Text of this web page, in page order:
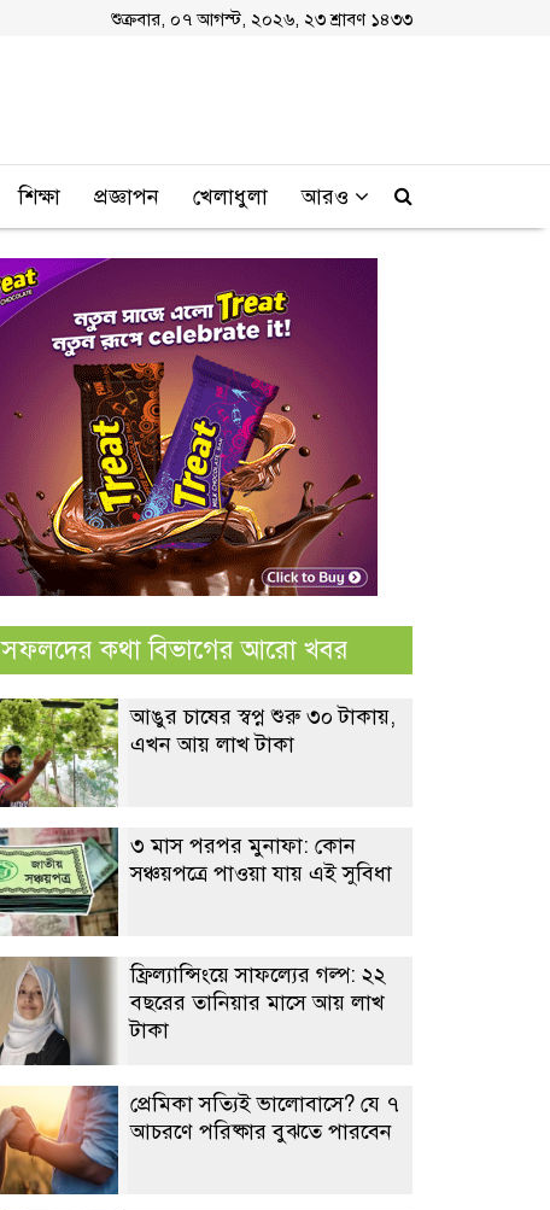
শুক্রবার, ০৭ আগস্ট, ২০২৬, ২৩ শ্রাবণ ১৪৩৩
শিক্ষা প্রজ্ঞাপন খেলাধুলা আরও
সফলদের কথা বিভাগের আরো খবর
আঙুর চাষের স্বপ্ন শুরু ৩০ টাকায়,
এখন আয় লাখ টাকা
৩ মাস পরপর মুনাফা: কোন
সঞ্চয়পত্রে পাওয়া যায় এই সুবিধা
ফ্রিল্যান্সিংয়ে সাফল্যের গল্প: ২২
বছরের তানিয়ার মাসে আয় লাখ
টাকা
প্রেমিকা সত্যিই ভালোবাসে? যে ৭
আচরণে পরিষ্কার বুঝতে পারবেন